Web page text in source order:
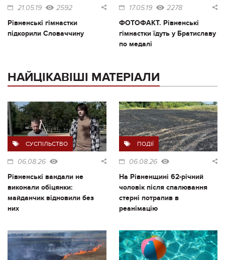
21.05.19 2592
Рівненські гімнастки
підкорили Словаччину
17.05.19 2278
ФОТОФАКТ. Рівненські
гімнастки їдуть у Братиславу
по медалі
НАЙЦІКАВІШІ МАТЕРІАЛИ
СУСПІЛЬСТВО
06.08.26
Рівненські вандали не
виконали обіцянки:
майданчик відновили без
них
ПОДІЇ
06.08.26
На Рівненщині 62-річний
чоловік після спалювання
стерні потрапив в
реанімацію